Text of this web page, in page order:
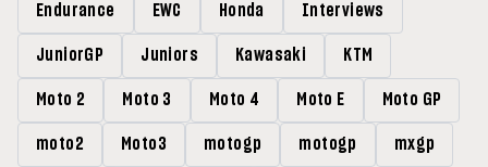
Endurance EWC Honda Interviews
JuniorGP Juniors Kawasaki KTM
Moto 2 Moto 3 Moto 4 Moto E Moto GP
moto2 Moto3 motogp motogp mxgp